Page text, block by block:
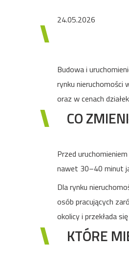
24.05.2026
Budowa i
rynku nieruchomości
oraz w cenach
CO
Przed
nawet 30–40 minut
Dla rynku
osób pracujących
okolicy i przekłada
KTÓRE